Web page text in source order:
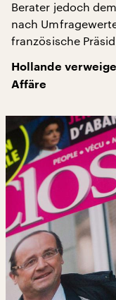
Berater jedoch
nach
französische
Hollande
Affäre